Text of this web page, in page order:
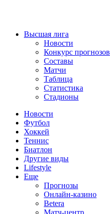
Высшая лига
Новости
Конкурс прогнозов
Составы
Матчи
Таблица
Статистика
Стадионы
Новости
Футбол
Хоккей
Теннис
Биатлон
Другие виды
Lifestyle
Еще
Прогнозы
Онлайн-казино
Betera
Матч-центр